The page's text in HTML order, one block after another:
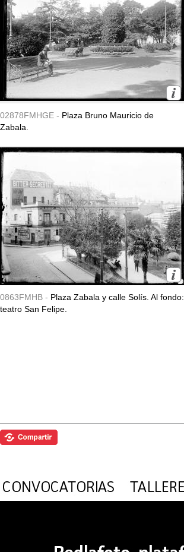
02878FMHGE - Plaza Bruno Mauricio de
Zabala.
0863FMHB - Plaza Zabala y calle Solís. Al fondo:
teatro San Felipe.